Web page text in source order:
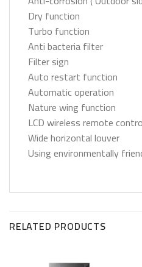
Dry function
Turbo function
Anti bacteria filter
Filter sign
Auto restart function
Automatic operation
Nature wing function
LCD wireless remote
Wide horizontal louver
Using environmentally
RELATED PRODUCTS